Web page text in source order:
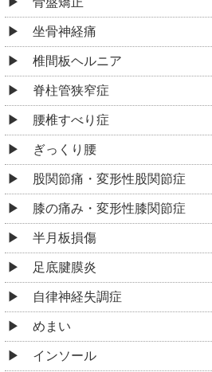
坐骨神経痛
椎間板ヘルニア
脊柱管狭窄症
腰椎すべり症
ぎっくり腰
股関節痛・変形性股関節症
膝の痛み・変形性膝関節症
半月板損傷
足底腱膜炎
自律神経失調症
めまい
インソール